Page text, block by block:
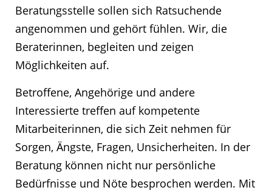
Beratungsstelle sollen sich Ratsuchende
angenommen und gehört fühlen. Wir, die
Beraterinnen, begleiten und zeigen
Möglichkeiten auf.
Betroffene, Angehörige und andere
Interessierte treffen auf kompetente
Mitarbeiterinnen, die sich Zeit nehmen für
Sorgen, Ängste, Fragen, Unsicherheiten. In der
Beratung können nicht nur persönliche
Bedürfnisse und Nöte besprochen werden. Mit